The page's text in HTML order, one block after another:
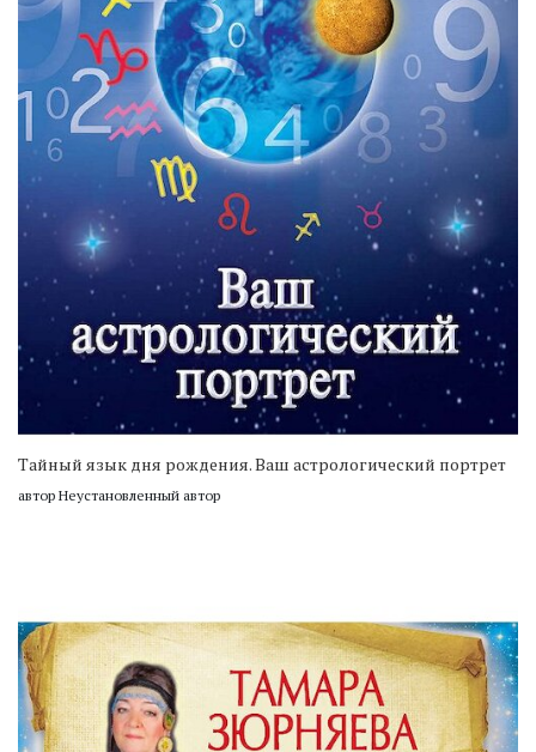
Тайный язык дня рождения. Ваш астрологический портрет
автор Неустановленный автор